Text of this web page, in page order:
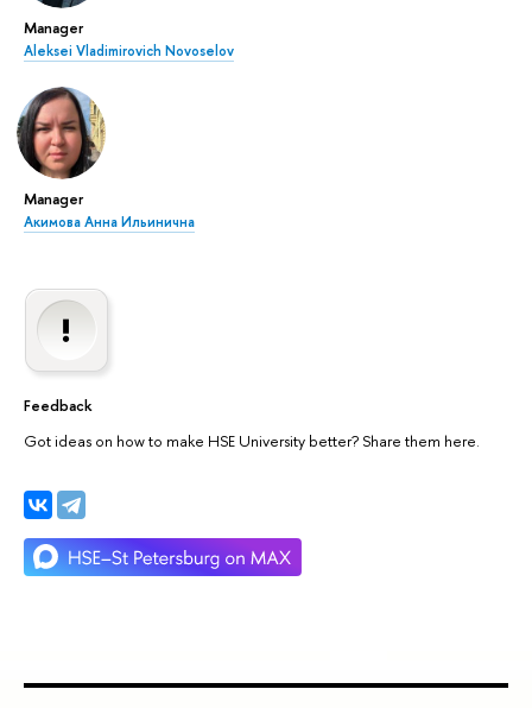
Manager
Aleksei Vladimirovich Novoselov
Manager
Акимова Анна Ильинична
Feedback
Got ideas on how to make HSE University better? Share them here.